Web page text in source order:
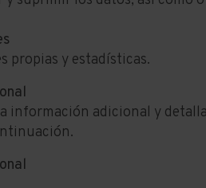
propias y estadísticas.
información adicional y